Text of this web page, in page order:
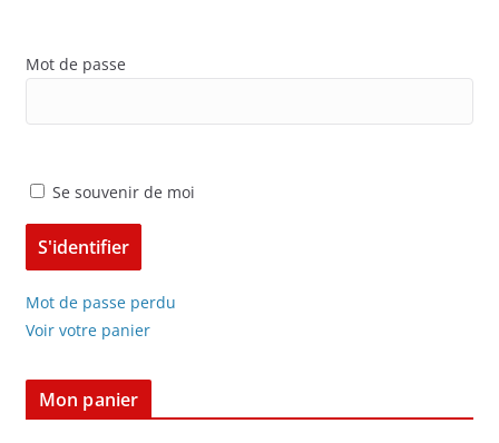
Mot de passe
Se souvenir de moi
Mot de passe perdu
Voir votre panier
Mon panier